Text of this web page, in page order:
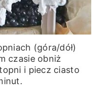
(góra/dół)
czasie obniż
i piecz ciasto